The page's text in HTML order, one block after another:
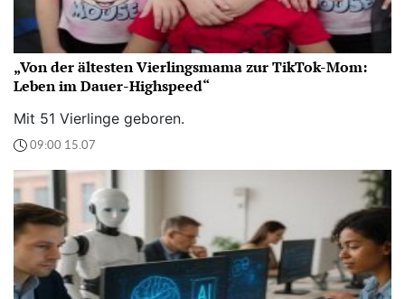
„Von der ältesten Vierlingsmama zur TikTok-Mom:
Leben im Dauer-Highspeed“
Mit 51 Vierlinge geboren.
09:00 15.07